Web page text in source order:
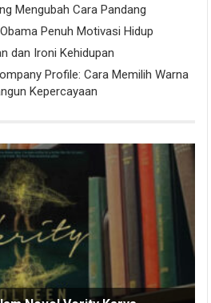
Mengubah Cara Pandang
Penuh Motivasi Hidup
dan Ironi Kehidupan
Profile: Cara Memilih Warna
Kepercayaan